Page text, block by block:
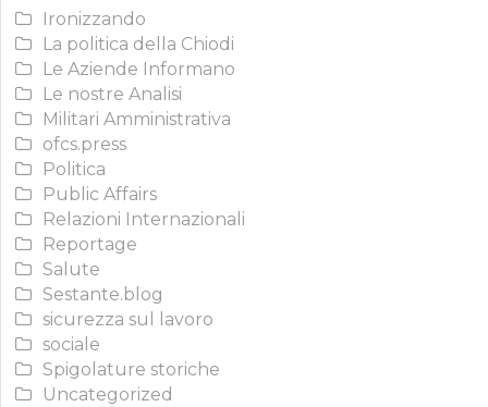
Ironizzando
La politica della Chiodi
Le Aziende Informano
Le nostre Analisi
Militari Amministrativa
ofcs.press
Politica
Public Affairs
Relazioni Internazionali
Reportage
Salute
Sestante.blog
sicurezza sul lavoro
sociale
Spigolature storiche
Uncategorized